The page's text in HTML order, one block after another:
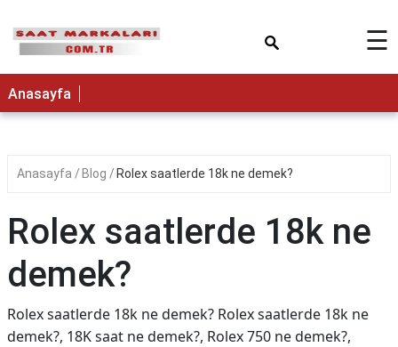
☰
Anasayfa
Anasayfa Blog Rolex saatlerde 18k ne demek?
Rolex saatlerde 18k ne
demek?
Rolex saatlerde 18k ne demek? Rolex saatlerde 18k ne
demek?, 18K saat ne demek?, Rolex 750 ne demek?,